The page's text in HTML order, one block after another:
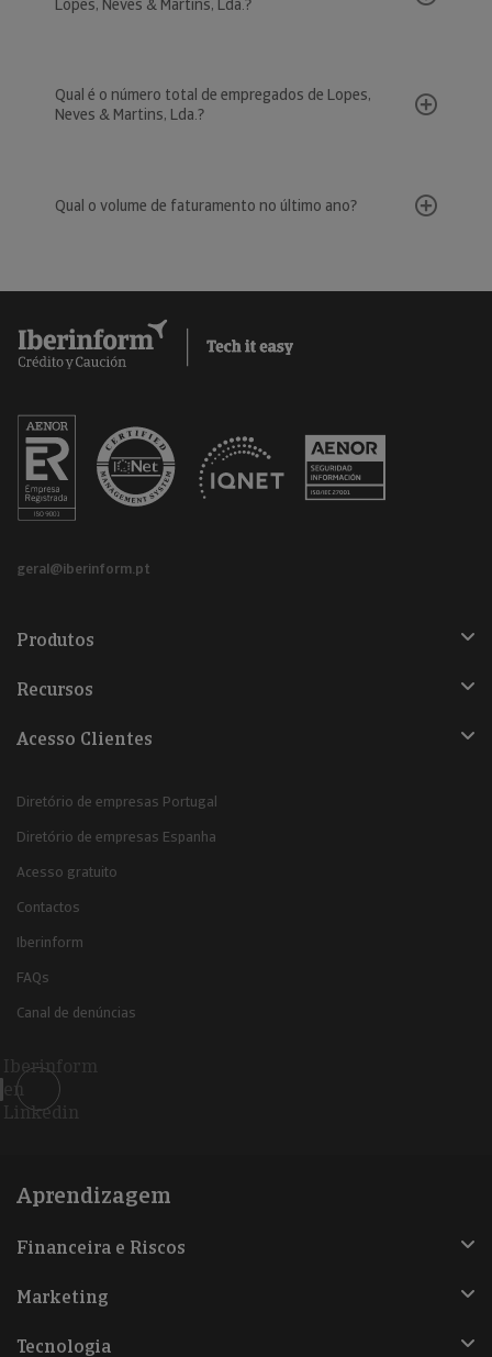
Lopes, Neves & Martins, Lda.?
Qual é o número total de empregados de Lopes,
Neves & Martins, Lda.?
Qual o volume de faturamento no último ano?
geral@iberinform.pt
Produtos
Recursos
Acesso Clientes
Diretório de empresas Portugal
Diretório de empresas Espanha
Acesso gratuito
Contactos
Iberinform
FAQs
Canal de denúncias
Iberinform
en
Linkedin
Aprendizagem
Financeira e Riscos
Marketing
Tecnologia